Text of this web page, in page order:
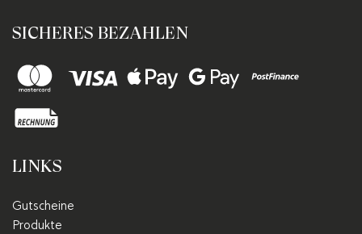
SICHERES BEZAHLEN
LINKS
Gutscheine
Produkte